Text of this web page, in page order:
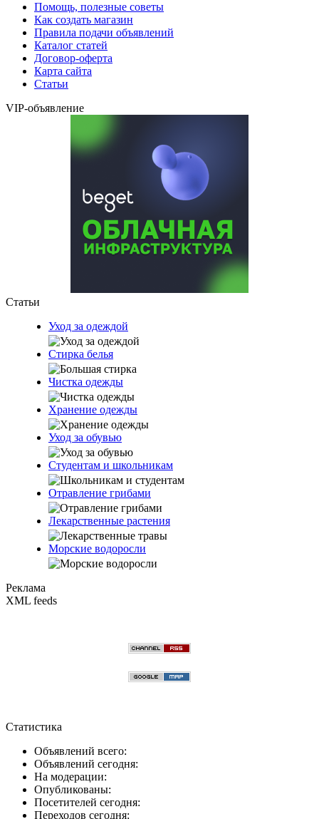
Помощь, полезные советы
Как создать магазин
Правила подачи объявлений
Каталог статей
Договор-оферта
Карта сайта
Статьи
VIP-объявление
Статьи
Уход за одеждой
Стирка белья
Чистка одежды
Хранение одежды
Уход за обувью
Студентам и школьникам
Отравление грибами
Лекарственные растения
Морские водоросли
Реклама
XML feeds
Статистика
Объявлений всего:
Объявлений сегодня:
На модерации:
Опубликованы:
Посетителей сегодня:
Переходов сегодня: